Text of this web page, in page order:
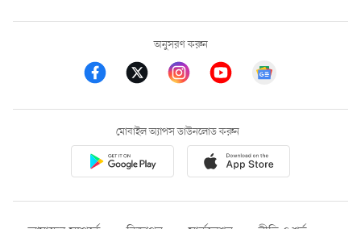
অনুসরণ করুন
মোবাইল অ্যাপস ডাউনলোড করুন